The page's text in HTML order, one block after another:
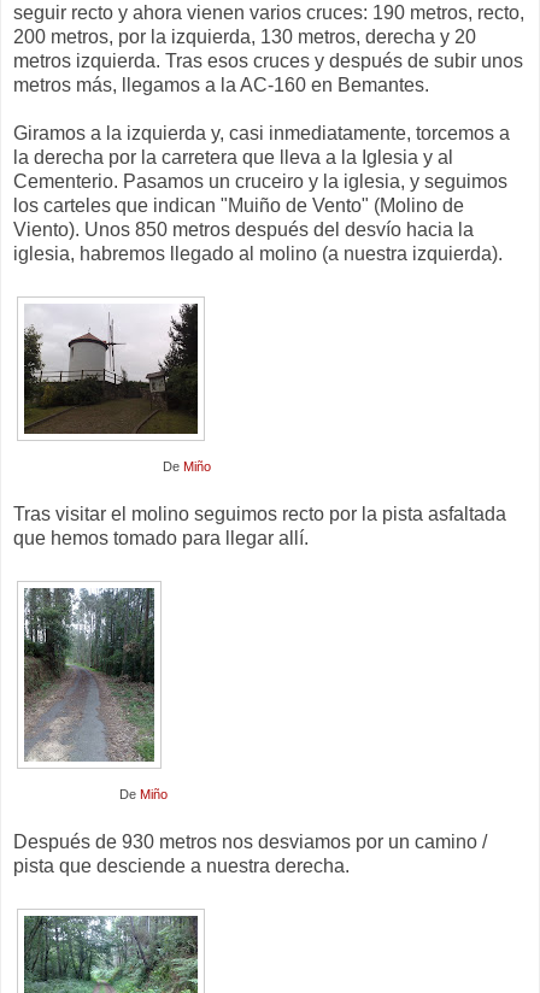
seguir recto y ahora vienen varios cruces: 190 metros, recto,
200 metros, por la izquierda, 130 metros, derecha y 20
metros izquierda. Tras esos cruces y después de subir unos
metros más, llegamos a la AC-160 en Bemantes.
Giramos a la izquierda y, casi inmediatamente, torcemos a
la derecha por la carretera que lleva a la Iglesia y al
Cementerio. Pasamos un cruceiro y la iglesia, y seguimos
los carteles que indican "Muiño de Vento" (Molino de
Viento). Unos 850 metros después del desvío hacia la
iglesia, habremos llegado al molino (a nuestra izquierda).
De Miño
Tras visitar el molino seguimos recto por la pista asfaltada
que hemos tomado para llegar allí.
De Miño
Después de 930 metros nos desviamos por un camino /
pista que desciende a nuestra derecha.